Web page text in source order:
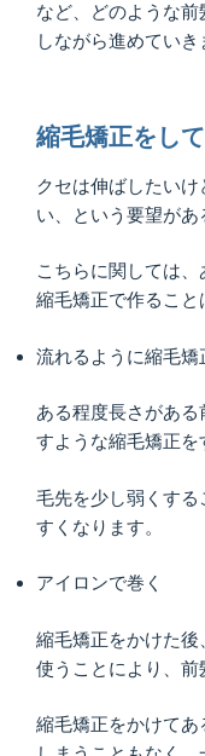
など、どのような
しながら進めていき
縮毛矯正をし
クセは伸ばしたい
い、という要望があ
こちらに関しては、
縮毛矯正で作ること
流れるように縮毛矯
ある程度長さがあ
すような縮毛矯正を
毛先を少し弱くす
すくなります。
アイロンで巻く
縮毛矯正をかけた
使うことにより、前
縮毛矯正をかけて